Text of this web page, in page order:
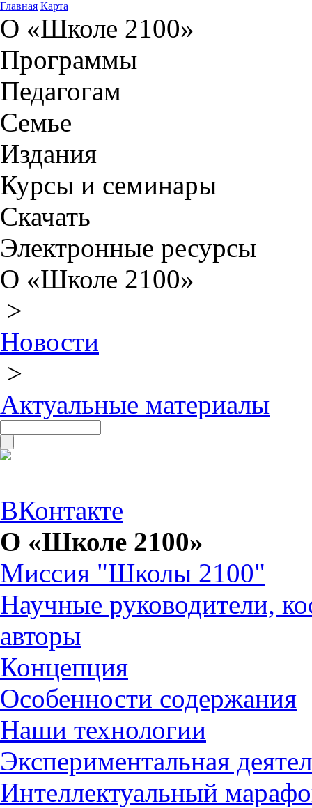
Главная Карта
О «Школе 2100»
Программы
Педагогам
Семье
Издания
Курсы и семинары
Скачать
Электронные ресурсы
О «Школе 2100»
>
Новости
>
Актуальные материалы
ВКонтакте
О «Школе 2100»
Миссия "Школы 2100"
Научные руководители,
авторы
Концепция
Особенности содержания
Наши технологии
Экспериментальная
Интеллектуальный